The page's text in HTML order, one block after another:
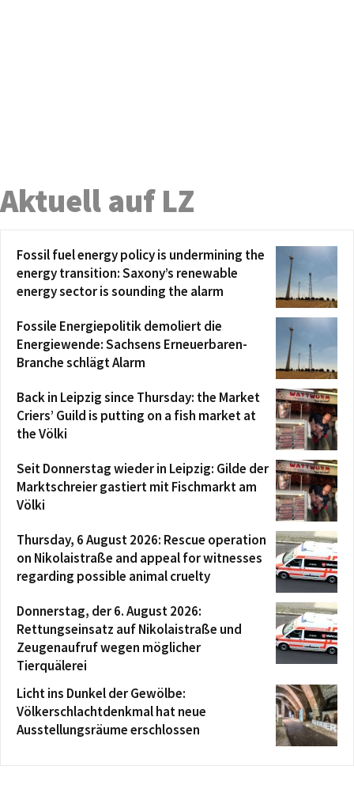
Aktuell auf LZ
Fossil fuel energy policy is undermining the
energy transition: Saxony’s renewable
energy sector is sounding the alarm
Fossile Energiepolitik demoliert die
Energiewende: Sachsens Erneuerbaren-
Branche schlägt Alarm
Back in Leipzig since Thursday: the Market
Criers’ Guild is putting on a fish market at
the Völki
Seit Donnerstag wieder in Leipzig: Gilde der
Marktschreier gastiert mit Fischmarkt am
Völki
Thursday, 6 August 2026: Rescue operation
on Nikolaistraße and appeal for witnesses
regarding possible animal cruelty
Donnerstag, der 6. August 2026:
Rettungseinsatz auf Nikolaistraße und
Zeugenaufruf wegen möglicher
Tierquälerei
Licht ins Dunkel der Gewölbe:
Völkerschlachtdenkmal hat neue
Ausstellungsräume erschlossen